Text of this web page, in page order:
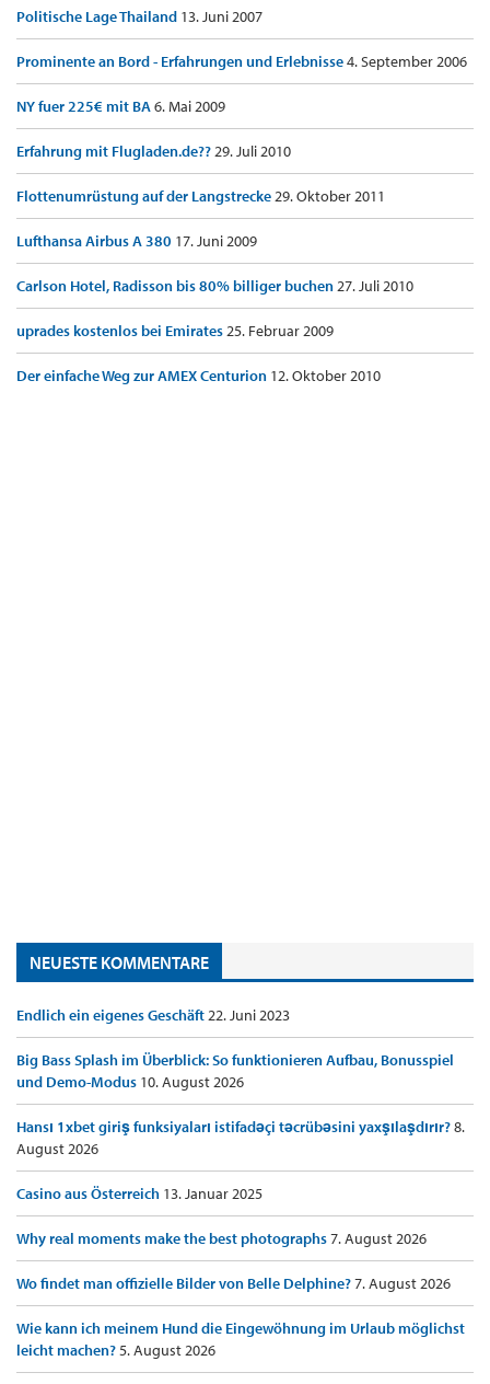
Politische Lage Thailand 13. Juni 2007
Prominente an Bord - Erfahrungen und Erlebnisse4. September 2006
NY fuer 225€ mit BA6. Mai 2009
Erfahrung mit Flugladen.de??29. Juli 2010
Flottenumrüstung auf der Langstrecke29. Oktober 2011
Lufthansa Airbus A 380 17. Juni 2009
Carlson Hotel, Radisson bis 80% billiger buchen27. Juli 2010
uprades kostenlos bei Emirates25. Februar 2009
Der einfache Weg zur AMEX Centurion 12. Oktober 2010
NEUESTE KOMMENTARE
Endlich ein eigenes Geschäft22. Juni 2023
Big Bass Splash im Überblick: So funktionieren Aufbau, Bonusspiel
und Demo-Modus 10. August 2026
Hansı 1xbet giriş funksiyaları istifadəçi təcrübəsini yaxşılaşdırır?8.
August 2026
Casino aus Österreich 13. Januar 2025
Why real moments make the best photographs7. August 2026
Wo findet man offizielle Bilder von Belle Delphine?7. August 2026
Wie kann ich meinem Hund die Eingewöhnung im Urlaub möglichst
leicht machen?5. August 2026